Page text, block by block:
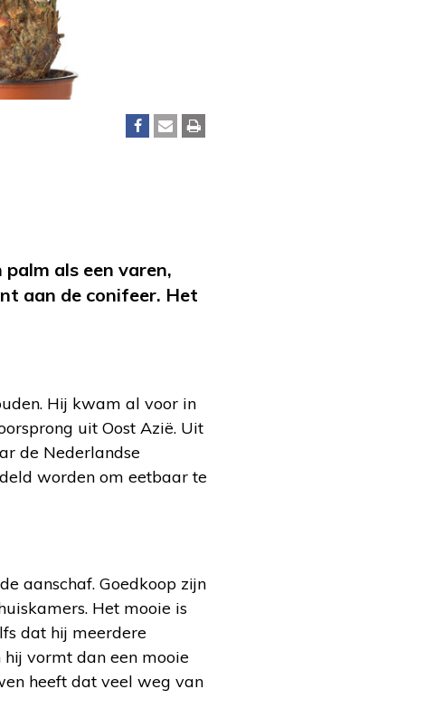
als een varen,
aan de conifeer. Het
Hij kwam al voor in
uit Oost Azië. Uit
de Nederlandse
worden om eetbaar te
aanschaf. Goedkoop zijn
Het mooie is
dat hij meerdere
vormt dan een mooie
heeft dat veel weg van